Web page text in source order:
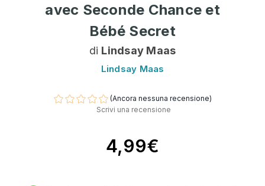
avec Seconde Chance et
Bébé Secret
di Lindsay Maas
Lindsay Maas
(Ancora nessuna recensione)
Scrivi una recensione
4,99€